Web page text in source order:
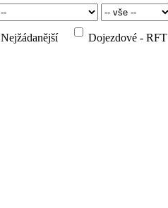
Nejžádanější Dojezdové - RFT